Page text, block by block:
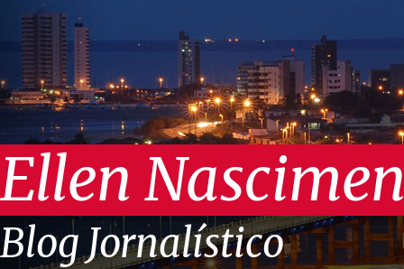
Ellen
Blog Jornalístico